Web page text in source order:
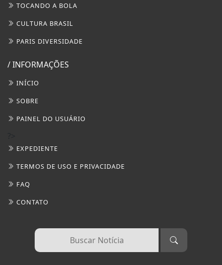
TOCANDO A BOLA
CULTURA BRASIL
PARIS DIVERSIDADE
/ INFORMAÇÕES
INÍCIO
SOBRE
PAINEL DO USUÁRIO
EXPEDIENTE
TERMOS DE USO E PRIVACIDADE
FAQ
CONTATO
Termos de Uso e Privacidade